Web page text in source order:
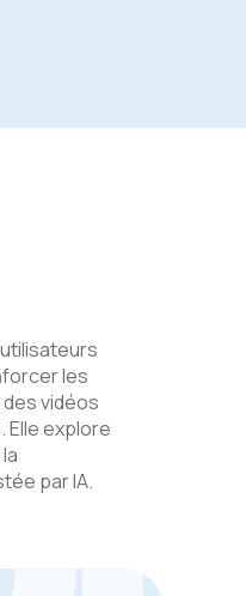
les
vidéos
Elle explore
par IA.